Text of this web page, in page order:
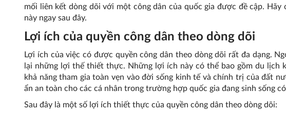
mối liên kết dòng dõi với một công dân của quốc gia được đề cập. Hãy
này ngay sau đây.
Lợi ích của quyền công dân theo dòng dõi
Lợi ích của việc có được quyền công dân theo dòng dõi rất đa dạng.
lại những lợi thế thiết thực. Những lợi ích này có thể bao gồm du lịch
khả năng tham gia toàn vẹn vào đời sống kinh tế và chính trị của đất
ẩn an toàn cho các cá nhân trong trường hợp quốc gia đang sinh sống
Sau đây là một số lợi ích thiết thực của quyền công dân theo dòng dõi: